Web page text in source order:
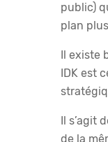
public)
plan
Il existe
IDK est
Il s’agit
de la